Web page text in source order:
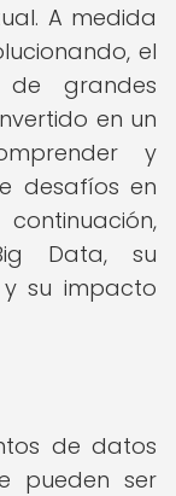
A medida
el
grandes
en un
y
desafíos en
Data, su
su impacto
de datos
pueden ser